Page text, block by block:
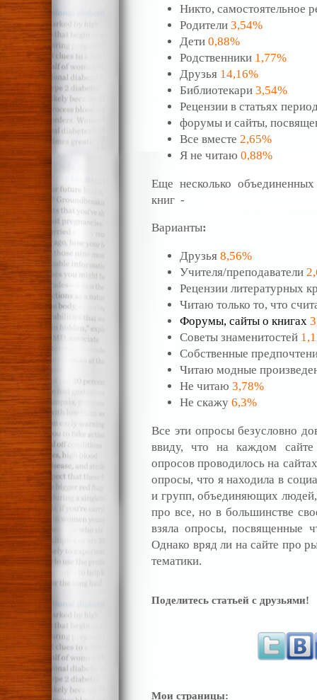
Никто, самостоятельное
Родители 3,54%
Дети 0,88%
Родственники 1,77%
Друзья 14,16%
Библиотекари 3,54%
Рецензии в статьях
форумы и сайты,
Все вместе 2,65%
Я не читаю 0,88%
Еще несколько
книг -
Варианты:
Друзья 8,56%
Учителя/преподаватели
Рецензии литературных
Читаю только то, что
Форумы, сайты о книгах
Советы знаменитостей
Собственные
Читаю модные
Не читаю 3,78%
Не скажу 6,3%
Все эти опросы безусловно
ввиду, что на каждом сайте
опросов проводилось на
опросы, что я находила в
и групп, объединяющих
про все, но в большинстве
взяла опросы, посвященные
Однако вряд ли на сайте про
тематики.
Поделитесь статьей с друзьями!
Мои страницы: